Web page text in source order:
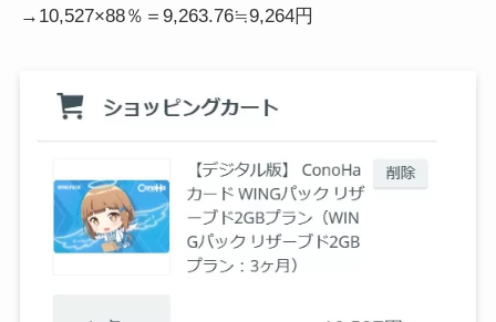
→10,527×88％＝9,263.76≒9,264円